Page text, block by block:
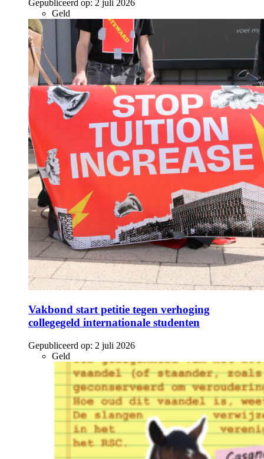
Gepubliceerd op: 2 juli 2026
Geld
Vakbond start petitie tegen verhoging
collegegeld internationale studenten
Gepubliceerd op: 2 juli 2026
Geld